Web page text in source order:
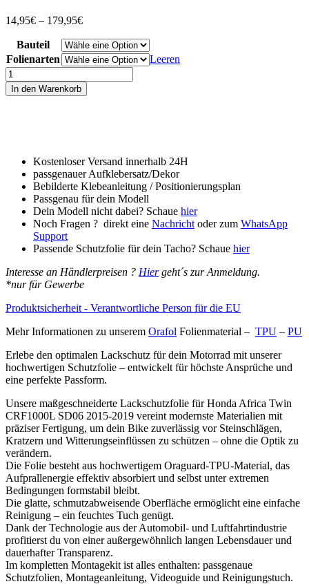
14,95€ – 179,95€Preisspanne:
bis
179,95€
Bauteil
Folienarten
Leeren
Steinschlag
Lackschutz
-
Honda
Africa
Twin
CRF1000L
SD06
2015-
Menge
In den Warenkorb
Kostenloser Versand innerhalb 24H
passgenauer Aufklebersatz/Dekor
Bebilderte Klebeanleitung / Positionierungsplan
Passgenau für dein Modell
Dein Modell nicht dabei? Schaue hier
Noch Fragen ? direkt eine Nachricht oder zum WhatsApp
Support
Passende Schutzfolie für dein Tacho? Schaue hier
Interesse an Händlerpreisen ? Hiergeht´s zur Anmeldung.
*nur für Gewerbe
Produktsicherheit - Verantwortliche Person für die EU
Mehr Informationen zu unserem Orafol Folienmaterial – TPU – PU
Erlebe den optimalen Lackschutz für dein Motorrad mit unserer
hochwertigen Schutzfolie – entwickelt für höchste Ansprüche und
eine perfekte Passform.
Unsere maßgeschneiderte Lackschutzfolie für Honda Africa Twin
CRF1000L SD06 2015-2019 vereint modernste Materialien mit
präziser Fertigung, um dein Bike zuverlässig vor Steinschlägen,
Kratzern und Witterungseinflüssen zu schützen – ohne die Optik zu
verändern.
Die Folie besteht aus hochwertigem Oraguard-TPU-Material, das
Aufprallenergie effektiv absorbiert und selbst unter extremen
Bedingungen formstabil bleibt.
Die glatte, schmutzabweisende Oberfläche ermöglicht eine einfache
Reinigung – ein feuchtes Tuch genügt.
Dank der Technologie aus der Automobil- und Luftfahrtindustrie
profitierst du von einer außergewöhnlich langen Lebensdauer und
dauerhafter Transparenz.
Im kompletten Montagekit ist alles enthalten: passgenaue
Schutzfolien, Montageanleitung, Videoguide und Reinigungstuch.